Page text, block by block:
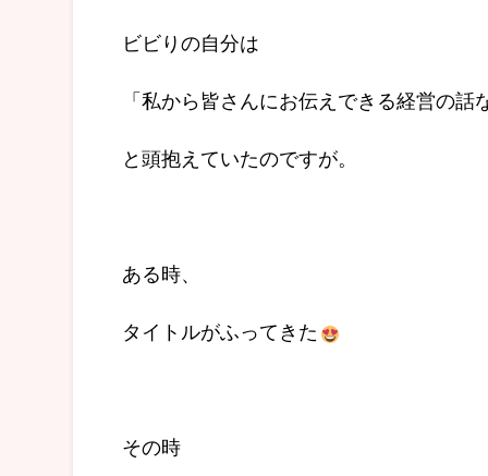
ビビりの自分は
「私から皆さんにお伝えできる経営の
と頭抱えていたのですが。
ある時、
タイトルがふってきた
その時